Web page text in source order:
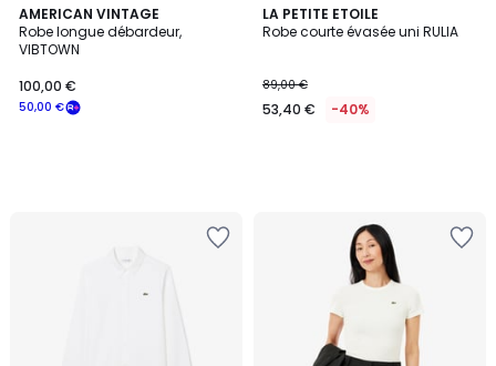
AMERICAN VINTAGE
Robe longue débardeur,
VIBTOWN
50,00 €
100,00 €
LA PETITE ETOILE
Robe courte évasée uni RULIA
89,00 €
53,40 € -40%